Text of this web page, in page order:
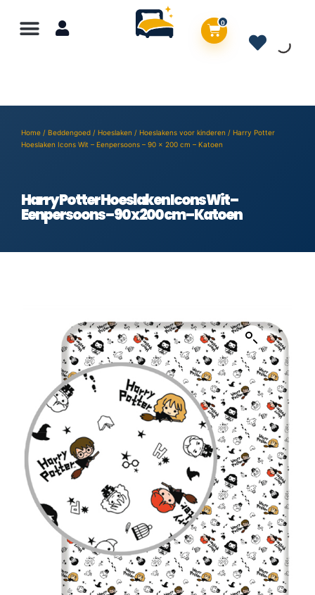
0
Home / Beddengoed / Hoeslaken / Hoeslakens voor kinderen / Harry Potter
Hoeslaken Icons Wit – Eenpersoons – 90 x 200 cm – Katoen
Harry Potter Hoeslaken Icons Wit –
Eenpersoons – 90 x 200 cm – Katoen